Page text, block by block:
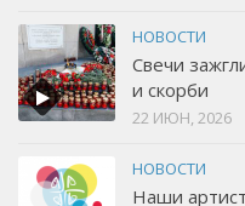
НОВОСТИ
Свечи
и скорби
22 ИЮН, 2026
НОВОСТИ
Наши